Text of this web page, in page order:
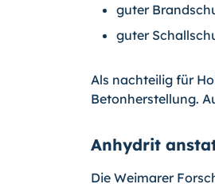
guter
guter
Als nachteilig für
Betonherstellung.
Anhydrit
Die Weimarer